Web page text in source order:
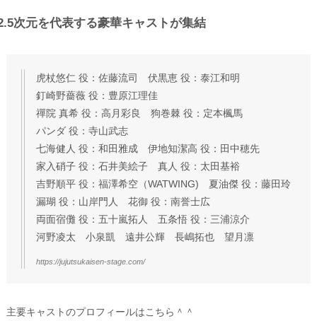
次元を代表する豪華キャストが集結
虎杖悠仁 役：佐藤流司 伏黒恵 役：泰江和明
釘崎野薔薇 役：豊原江理佳
禪院 真希 役：高月彩良 狗巻棘 役：定本楓馬
パンダ 役：寺山武志
七海健人 役：和田雅成 伊地知潔高 役：田中穂先
家入硝子 役：石井美絵子 真人 役：太田基裕
吉野順平 役：福澤希空（WATWING) 夏油傑 役：藤田玲
漏瑚 役：山岸門人 花御 役：南誉士広
両面宿儺 役：五十嵐拓人 五条悟 役：三浦涼介
河野凌太 小泉凱 遠井公輝 長嶋拓也 望月凛
https://jujutsukaisen-stage.com/
主要キャストのプロフィールはこちら＾＾